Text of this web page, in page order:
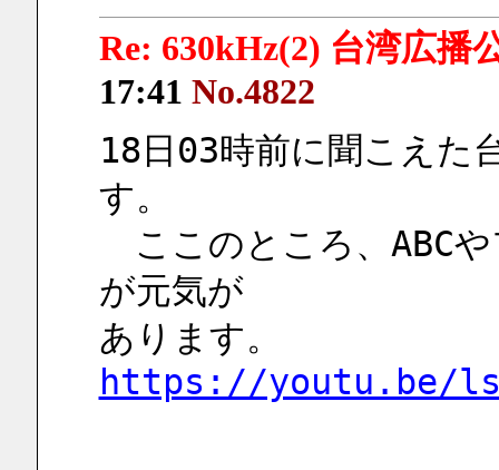
Re: 630kHz(2) 台湾広播
17:41 No.4822
18日03時前に聞こえた
す。
ここのところ、ABC
が元気が
あります。
https://youtu.be/